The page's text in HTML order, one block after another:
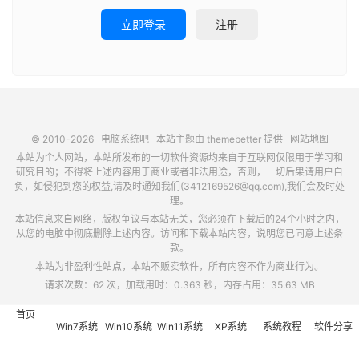
立即登录 注册
© 2010-2026 电脑系统吧本站主题由 themebetter提供
网站地图
本站为个人网站，本站所发布的一切软件资源均来自于互联网仅限用于学习和
研究目的；不得将上述内容用于商业或者非法用途，否则，一切后果请用户自
负，如侵犯到您的权益,请及时通知我们(3412169526@qq.com),我们会及时处
理。
本站信息来自网络，版权争议与本站无关，您必须在下载后的24个小时之内，
从您的电脑中彻底删除上述内容。访问和下载本站内容，说明您已同意上述条
款。
本站为非盈利性站点，本站不贩卖软件，所有内容不作为商业行为。
请求次数：62 次，加载用时：0.363 秒，内存占用：35.63 MB
首页
Win7系统 Win10系统 Win11系统 XP系统 系统教程 软件分享